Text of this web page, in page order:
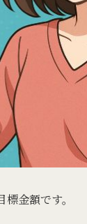
金額です。